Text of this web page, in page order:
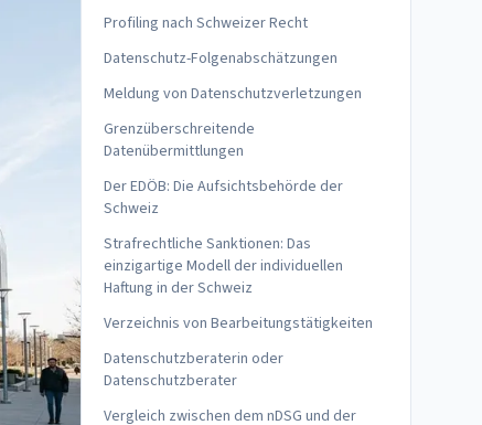
Profiling nach Schweizer Recht
Datenschutz-Folgenabschätzungen
Meldung von Datenschutzverletzungen
Grenzüberschreitende
Datenübermittlungen
Der EDÖB: Die Aufsichtsbehörde der
Schweiz
Strafrechtliche Sanktionen: Das
einzigartige Modell der individuellen
Haftung in der Schweiz
Verzeichnis von Bearbeitungstätigkeiten
Datenschutzberaterin oder
Datenschutzberater
Vergleich zwischen dem nDSG und der